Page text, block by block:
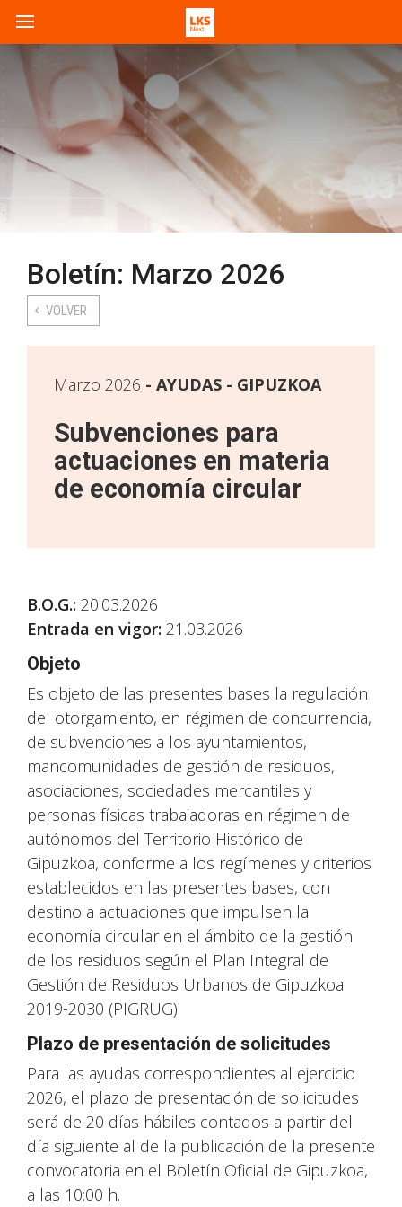
Boletín: Marzo 2026
VOLVER
Marzo 2026 AYUDAS - GIPUZKOA
Subvenciones para
actuaciones en materia
de economía circular
B.O.G.: 20.03.2026
Entrada en vigor: 21.03.2026
Objeto
Es objeto de las presentes bases la regulación
del otorgamiento, en régimen de concurrencia,
de subvenciones a los ayuntamientos,
mancomunidades de gestión de residuos,
asociaciones, sociedades mercantiles y
personas físicas trabajadoras en régimen de
autónomos del Territorio Histórico de
Gipuzkoa, conforme a los regímenes y criterios
establecidos en las presentes bases, con
destino a actuaciones que impulsen la
economía circular en el ámbito de la gestión
de los residuos según el Plan Integral de
Gestión de Residuos Urbanos de Gipuzkoa
2019-2030 (PIGRUG).
Plazo de presentación de solicitudes
Para las ayudas correspondientes al ejercicio
2026, el plazo de presentación de solicitudes
será de 20 días hábiles contados a partir del
día siguiente al de la publicación de la presente
convocatoria en el Boletín Oficial de Gipuzkoa,
a las 10:00 h.